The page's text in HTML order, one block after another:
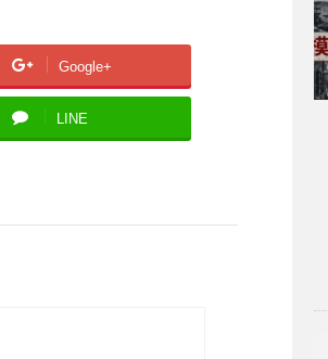
Google+
LINE